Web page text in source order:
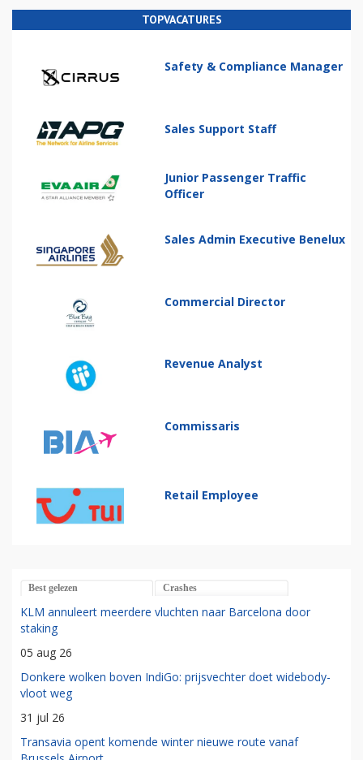
TOPVACATURES
Safety & Compliance Manager
Sales Support Staff
Junior Passenger Traffic
Officer
Sales Admin Executive Benelux
Commercial Director
Revenue Analyst
Commissaris
Retail Employee
Best gelezen Crashes
KLM annuleert meerdere vluchten naar Barcelona door
staking
05 aug 26
Donkere wolken boven IndiGo: prijsvechter doet widebody-
vloot weg
31 jul 26
Transavia opent komende winter nieuwe route vanaf